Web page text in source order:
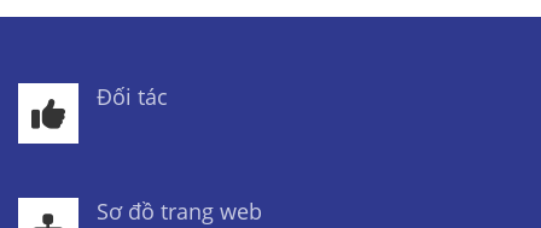
Đối tác
Sơ đồ trang web